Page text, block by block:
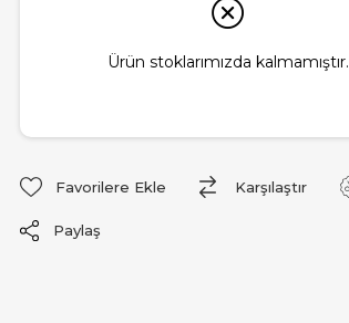
Ürün stoklarımızda kalmamıştır.
Favorilere Ekle Karşılaştır
Paylaş